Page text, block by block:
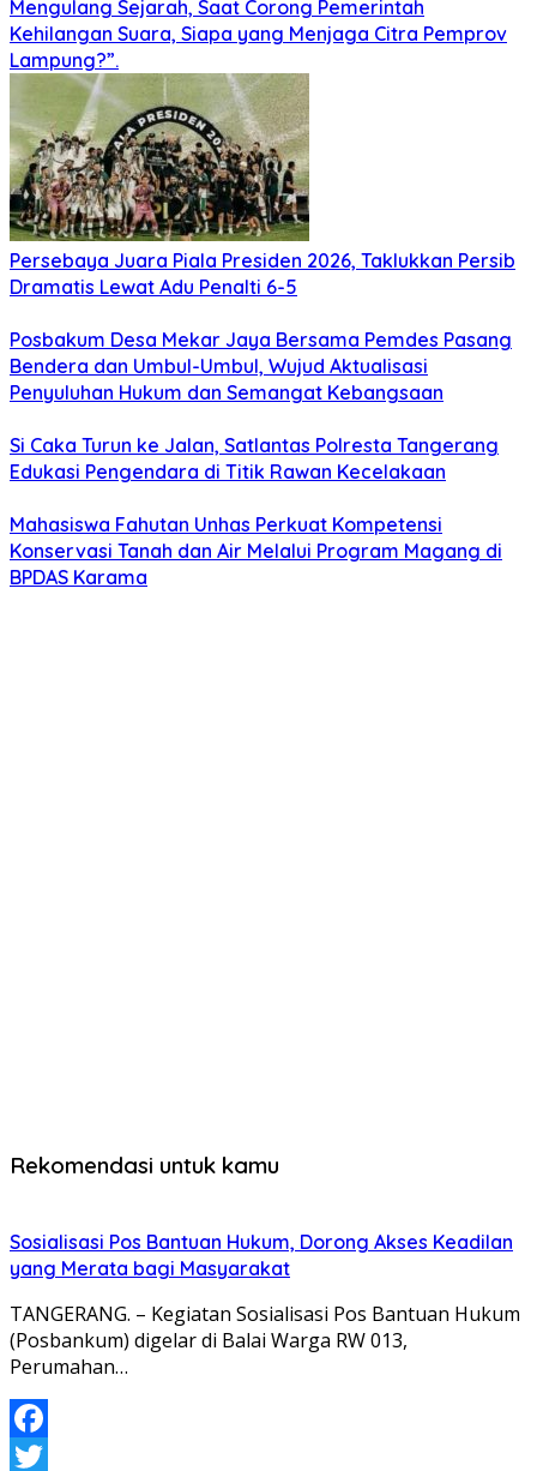
Mengulang Sejarah, Saat Corong Pemerintah
Kehilangan Suara, Siapa yang Menjaga Citra Pemprov
Lampung?”.
Persebaya Juara Piala Presiden 2026, Taklukkan Persib
Dramatis Lewat Adu Penalti 6-5
Posbakum Desa Mekar Jaya Bersama Pemdes Pasang
Bendera dan Umbul-Umbul, Wujud Aktualisasi
Penyuluhan Hukum dan Semangat Kebangsaan
Si Caka Turun ke Jalan, Satlantas Polresta Tangerang
Edukasi Pengendara di Titik Rawan Kecelakaan
Mahasiswa Fahutan Unhas Perkuat Kompetensi
Konservasi Tanah dan Air Melalui Program Magang di
BPDAS Karama
Rekomendasi untuk kamu
Sosialisasi Pos Bantuan Hukum, Dorong Akses Keadilan
yang Merata bagi Masyarakat
TANGERANG. – Kegiatan Sosialisasi Pos Bantuan Hukum
(Posbankum) digelar di Balai Warga RW 013,
Perumahan…
Facebook